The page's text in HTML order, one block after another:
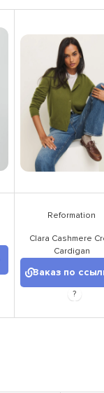
Reformation
Clara Cashmere
Cardigan
Заказ по
?